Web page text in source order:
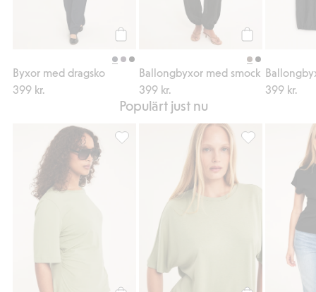
Byxor med dragsko
399 kr.
Ballongbyxor med smock
399 kr.
399 kr.
Populärt just nu
Kortärmad asymmetrisk topp, Lägg till i
Oversized